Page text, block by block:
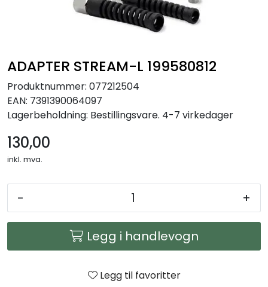
ADAPTER STREAM-L 199580812
Produktnummer: 077212504
EAN: 7391390064097
Lagerbeholdning: Bestillingsvare. 4-7 virkedager
130,00
inkl. mva.
- +
Legg i handlevogn
Legg til favoritter
Arbeidsplassen